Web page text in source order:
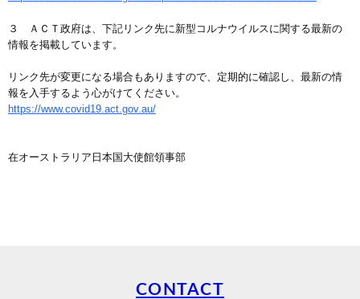
３ ＡＣＴ政府は、下記リンク先に新型コルナウイルスに関する最新の
情報を掲載しています。
リンク先が変更になる場合もありますので、定期的に確認し、最新の情
報を入手するよう心がけてください。
https://www.covid19.act.gov.au/
在オーストラリア日本国大使館領事部
CONTACT